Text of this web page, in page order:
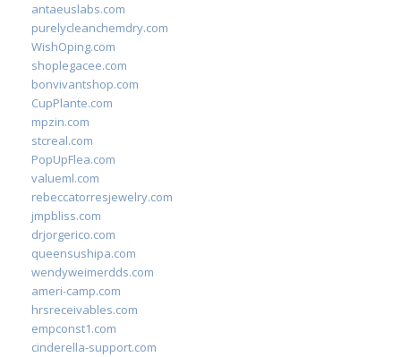
antaeuslabs.com
purelycleanchemdry.com
WishOping.com
shoplegacee.com
bonvivantshop.com
CupPlante.com
mpzin.com
stcreal.com
PopUpFlea.com
valueml.com
rebeccatorresjewelry.com
jmpbliss.com
drjorgerico.com
queensushipa.com
wendyweimerdds.com
ameri-camp.com
hrsreceivables.com
empconst1.com
cinderella-support.com